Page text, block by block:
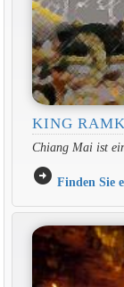
KING
Chiang Mai ist
arrow_circle_right Finden Sie